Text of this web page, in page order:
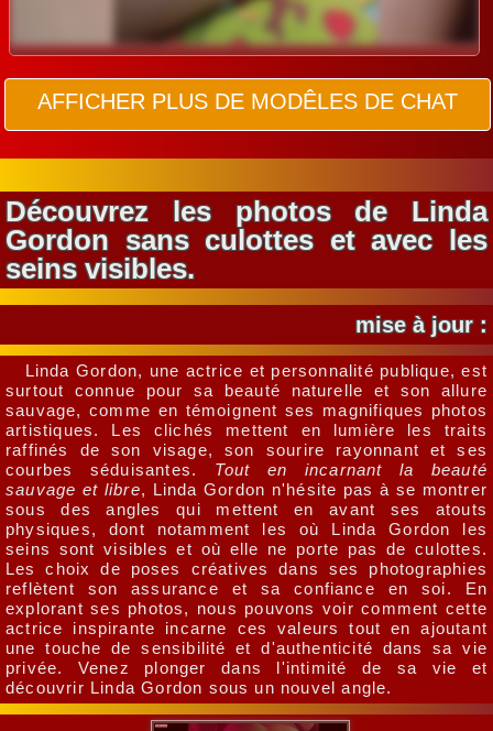
AFFICHER PLUS DE MODÊLES DE CHAT
Découvrez les photos de Linda
Gordon sans culottes et avec les
seins visibles.
mise à jour :
Linda Gordon, une actrice et personnalité publique, est
surtout connue pour sa beauté naturelle et son allure
sauvage, comme en témoignent ses magnifiques photos
artistiques. Les clichés mettent en lumière les traits
raffinés de son visage, son sourire rayonnant et ses
courbes séduisantes. Tout en incarnant la beauté
sauvage et libre, Linda Gordon n'hésite pas à se montrer
sous des angles qui mettent en avant ses atouts
physiques, dont notamment les où Linda Gordon les
seins sont visibles et où elle ne porte pas de culottes.
Les choix de poses créatives dans ses photographies
reflètent son assurance et sa confiance en soi. En
explorant ses photos, nous pouvons voir comment cette
actrice inspirante incarne ces valeurs tout en ajoutant
une touche de sensibilité et d'authenticité dans sa vie
privée. Venez plonger dans l'intimité de sa vie et
découvrir Linda Gordon sous un nouvel angle.